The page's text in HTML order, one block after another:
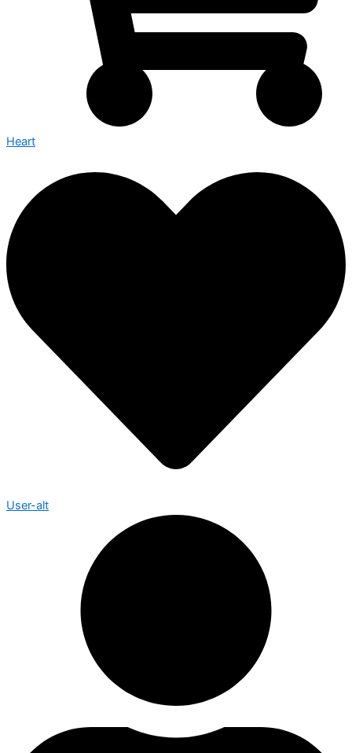
Heart
User-alt